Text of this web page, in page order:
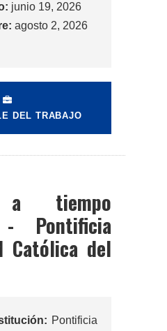
junio 19, 2026
agosto 2, 2026
DEL TRABAJO
a tiempo
- Pontificia
Católica del
Pontificia